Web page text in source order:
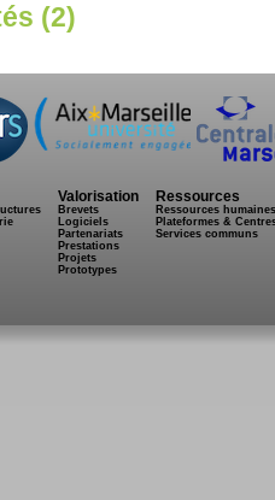
(2)
Valorisation
Brevets
Logiciels
Partenariats
Prestations
Projets
Prototypes
Ressources
Ressources humaines
Plateformes &
Services communs